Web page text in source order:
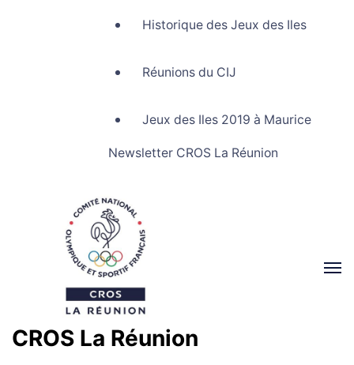
Historique des Jeux des Iles
Réunions du CIJ
Jeux des Iles 2019 à Maurice
Newsletter CROS La Réunion
CROS La Réunion